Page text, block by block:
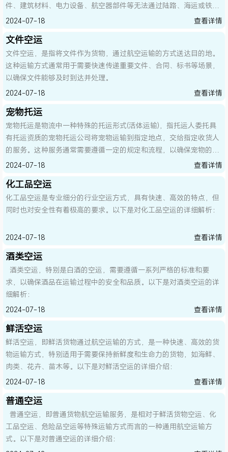
件、建筑材料、电力设备、航空器部件等无法通过陆路、海运或铁路
等常规运输方式运输的货物。以下是关于超大件空运的详细解析：
2024-07-18 查看详情
文件空运
文件空运，是指将文件作为货物，通过航空运输的方式送达目的地。
这种运输方式通常用于需要快速传递重要文件、合同、标书等场景，
以确保文件能够及时到达并处理。
2024-07-18
查看详情
宠物托运
宠物托运是物流中一种特殊的托运形式(活体运输)，指托运人委托具
有托运资质的宠物托运公司将宠物运输到指定地点，交给指定收货人
的服务。这种服务通常需要遵循一定的规定和流程，以确保宠物的安
全和健康。
2024-07-18 查看详情
化工品空运
化工品空运是专业细分的行业空运方式，具有快速、高效的特点，但
同时也对安全性有着极高的要求。以下是对化工品空运的详细解析：
2024-07-18 查看详情
酒类空运
酒类空运，特别是白酒的空运，需要遵循一系列严格的标准和要
求，以确保酒品在运输过程中的安全和品质。以下是对酒类空运的详
细解析：
2024-07-18
查看详情
鲜活空运
鲜活空运，即鲜活货物通过航空运输的方式，是一种快速、高效的货
物运输方式，特别适用于需要保持新鲜度和生命力的货物，如海鲜、
肉类、花卉、苗木等。以下是对鲜活空运的详细介绍：
2024-07-18
查看详情
普通空运
普通空运，即普通货物航空运输服务，是相对于鲜活货物空运、化
工品空运、危险品空运等特殊运输方式而言的一种通用航空运输方
式。以下是对普通空运的详细介绍：